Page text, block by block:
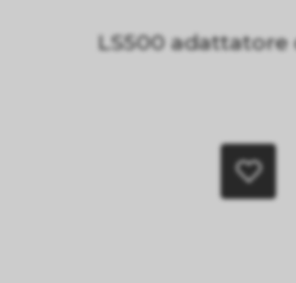
LS500 adattatore